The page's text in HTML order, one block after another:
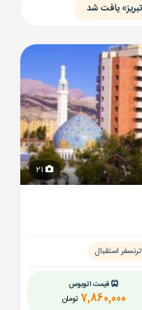
ترنسفر استقبال
قیمت اتوبوس
تومان 7,860,000